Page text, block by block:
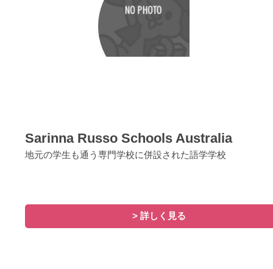
Sarinna Russo Schools Australia
地元の学生も通う専門学校に併設された語学学校
> 詳しく見る